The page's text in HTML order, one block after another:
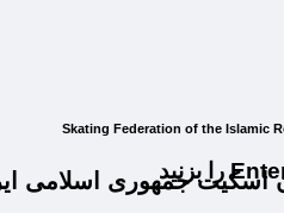
اسکیت جمهوری اسلامی
Skating Federation of the Islamic